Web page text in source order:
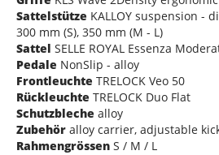
Sattelstütze KALLOY suspension -
300 mm (S), 350 mm (M - L)
Sattel SELLE ROYAL Essenza
Pedale NonSlip - alloy
Frontleuchte TRELOCK Veo 50
Rückleuchte TRELOCK Duo Flat
Schutzbleche alloy
Zubehör alloy carrier, adjustable
Rahmengrössen S / M / L